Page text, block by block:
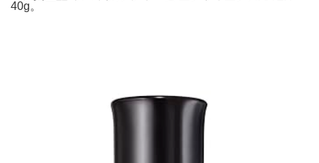
40g。